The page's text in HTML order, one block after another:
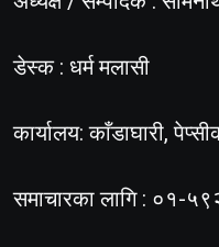
डेस्क : धर्म मलासी
कार्यालय: काँडाघारी,
समाचारका लागि : ०१-